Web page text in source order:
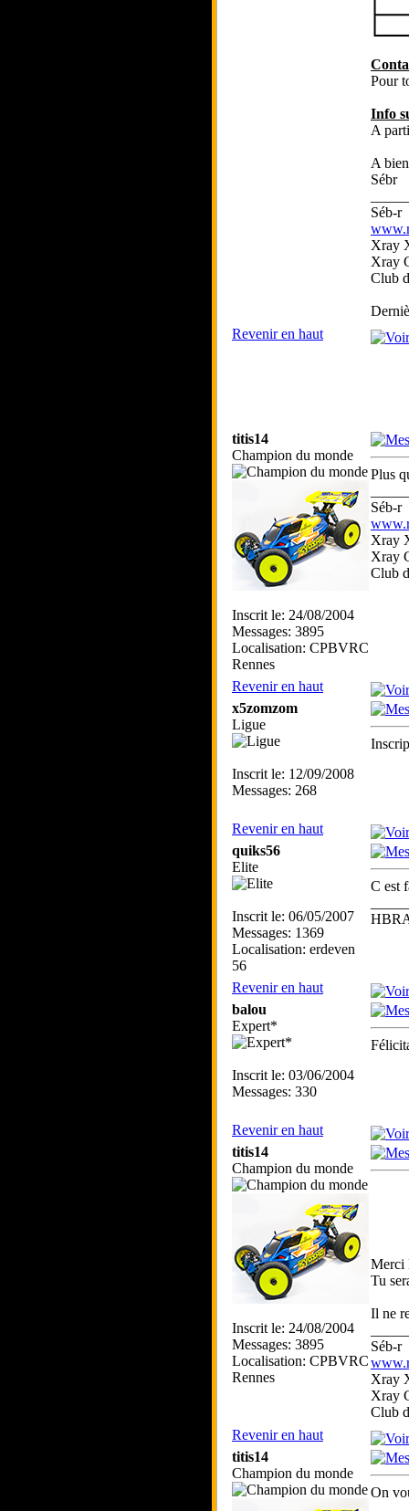
Pour
Info
A
A
Sébr
Séb-r
Xray
Xray
Club
Revenir en haut
titis14
Champion du monde
Inscrit le: 24/08/2004
Messages: 3895
Localisation: CPBVRC
Rennes
Plus
Séb-r
Xray
Xray
Club
Revenir en haut
x5zomzom
Ligue
Inscrit le: 12/09/2008
Messages: 268
Revenir en haut
quiks56
Elite
Inscrit le: 06/05/2007
Messages: 1369
Localisation: erdeven
56
C est
Revenir en haut
balou
Expert*
Inscrit le: 03/06/2004
Messages: 330
Revenir en haut
titis14
Champion du monde
Inscrit le: 24/08/2004
Messages: 3895
Localisation: CPBVRC
Rennes
Merci
Tu
Il ne
Séb-r
Xray
Xray
Club
Revenir en haut
titis14
Champion du monde
On